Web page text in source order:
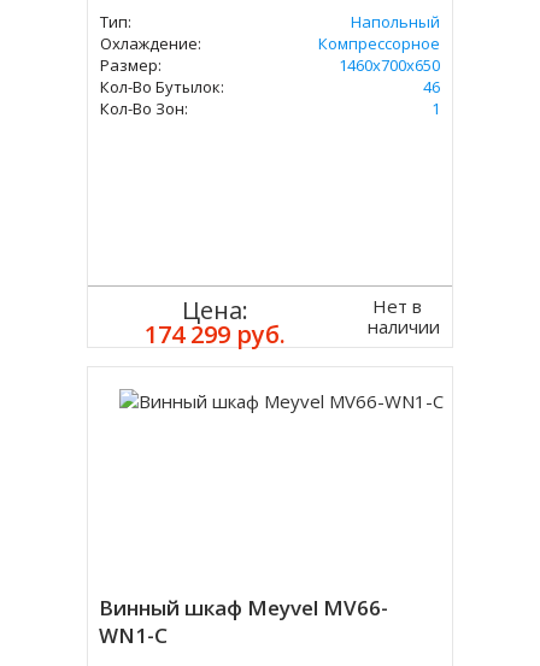
Тип:
Напольный
Охлаждение:
Компрессорное
Размер:
1460х700х650
Кол-Во Бутылок:
46
Кол-Во Зон:
1
Цена:
174 299 руб.
Нет в
наличии
Винный шкаф Meyvel MV66-
WN1-C